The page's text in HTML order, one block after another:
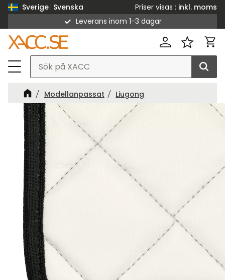
Sverige Svenska Priser visas
inkl. moms
Leverans inom 1-3 dagar
Modellanpassat Liugong